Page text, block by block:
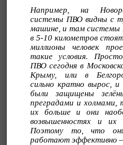
Например, на
системы ПВО видны с
машине, и там системы
в 5-10 километров
миллионы человек
такие условия.
ПВО сегодня в
Крыму, или в
сильно кратно вырос, и
были защищены
преградами и холмами,
их больше и они
возвышенностях и их
Поэтому то, что
работают эффективно